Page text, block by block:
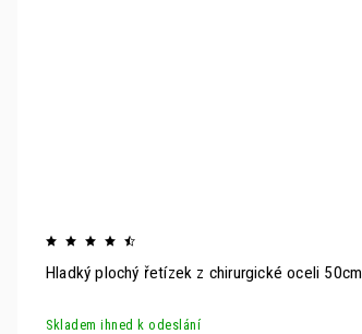
Hladký plochý řetízek z chirurgické oceli 50cm
Skladem ihned k odeslání